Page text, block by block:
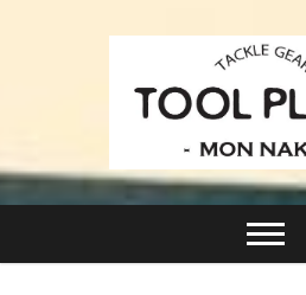
TACKLE
TOOL
小さなルアーフィッシングシ
ス」が門前仲町に近